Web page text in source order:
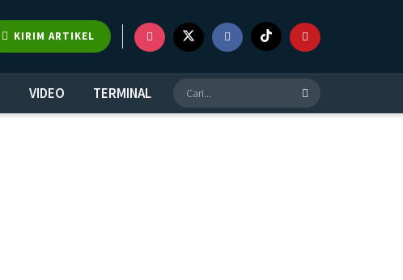
KIRIM ARTIKEL
VIDEO TERMINAL